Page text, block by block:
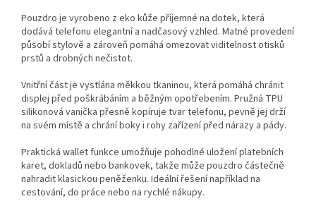
Pouzdro je vyrobeno z eko kůže příjemné na dotek, která
dodává telefonu elegantní a nadčasový vzhled. Matné provedení
působí stylově a zároveň pomáhá omezovat viditelnost otisků
prstů a drobných nečistot.
Vnitřní část je vystlána měkkou tkaninou, která pomáhá chránit
displej před poškrábáním a běžným opotřebením. Pružná TPU
silikonová vanička přesně kopíruje tvar telefonu, pevně jej drží
na svém místě a chrání boky i rohy zařízení před nárazy a pády.
Praktická wallet funkce umožňuje pohodlné uložení platebních
karet, dokladů nebo bankovek, takže může pouzdro částečně
nahradit klasickou peněženku. Ideální řešení například na
cestování, do práce nebo na rychlé nákupy.